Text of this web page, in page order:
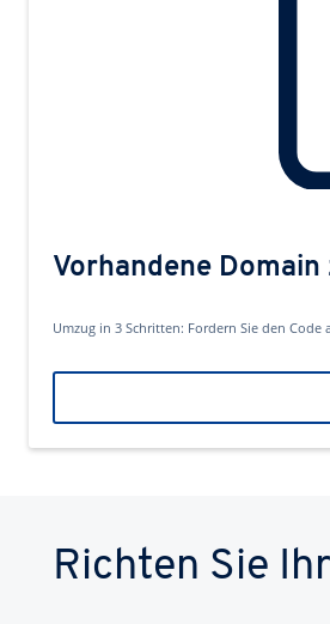
Vorhandene
Umzug in 3 Schritten: Fordern Sie den
Richten Sie